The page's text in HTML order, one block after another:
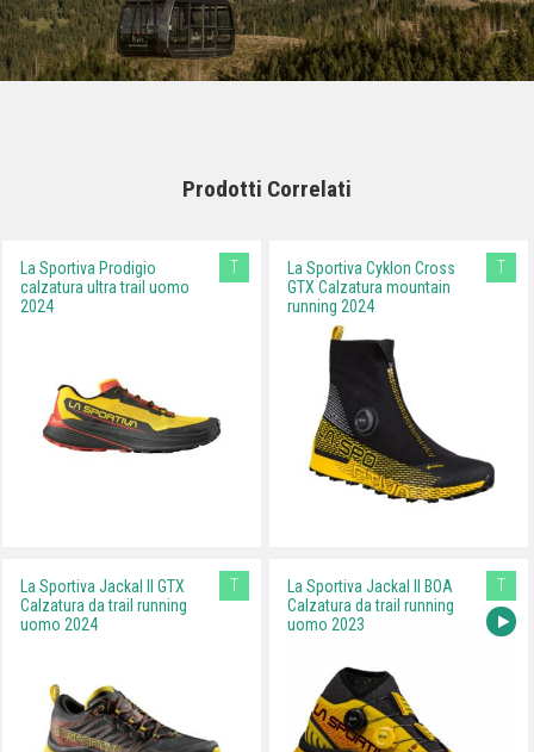
Prodotti Correlati
La Sportiva Prodigio
calzatura ultra trail uomo
2024
T
La Sportiva Cyklon Cross
GTX Calzatura mountain
running 2024
T
La Sportiva Jackal II GTX
Calzatura da trail running
uomo 2024
T
La Sportiva Jackal II BOA
Calzatura da trail running
uomo 2023
T